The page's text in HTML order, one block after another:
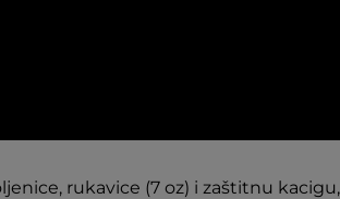
rukavice (7 oz) i zaštitnu kacigu,